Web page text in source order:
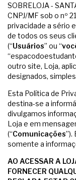
SOBRELOJA -
CNPJ/MF sob o nº
privacidade a sério
de todos os seus
(“Usuários” ou “
outro site, Loja,
designados,
Esta Política de
destina-se a
divulgamos
Loja e em
(“Comunicações”).
somente a
AO ACESSAR A
FORNECER